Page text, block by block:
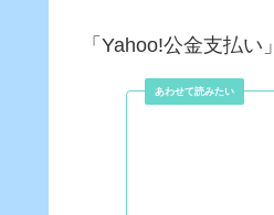
「Yahoo!公金支払